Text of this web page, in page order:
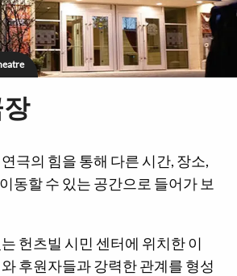
극의 힘을 통해 다른 시간, 장소,
동할 수 있는 공간으로 들어가 보
헌츠빌 시민 센터에 위치한 이
후원자들과 강력한 관계를 형성